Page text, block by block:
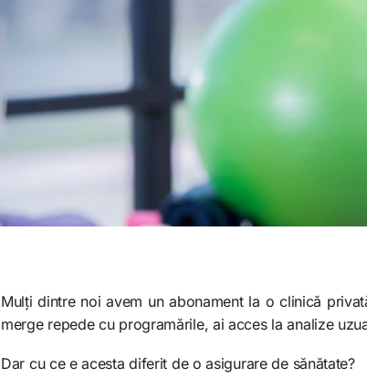
Mulți dintre noi avem un abonament la o clinică
merge repede cu programările, ai acces la analize
Dar cu ce e acesta diferit de o asigurare de sănătate?